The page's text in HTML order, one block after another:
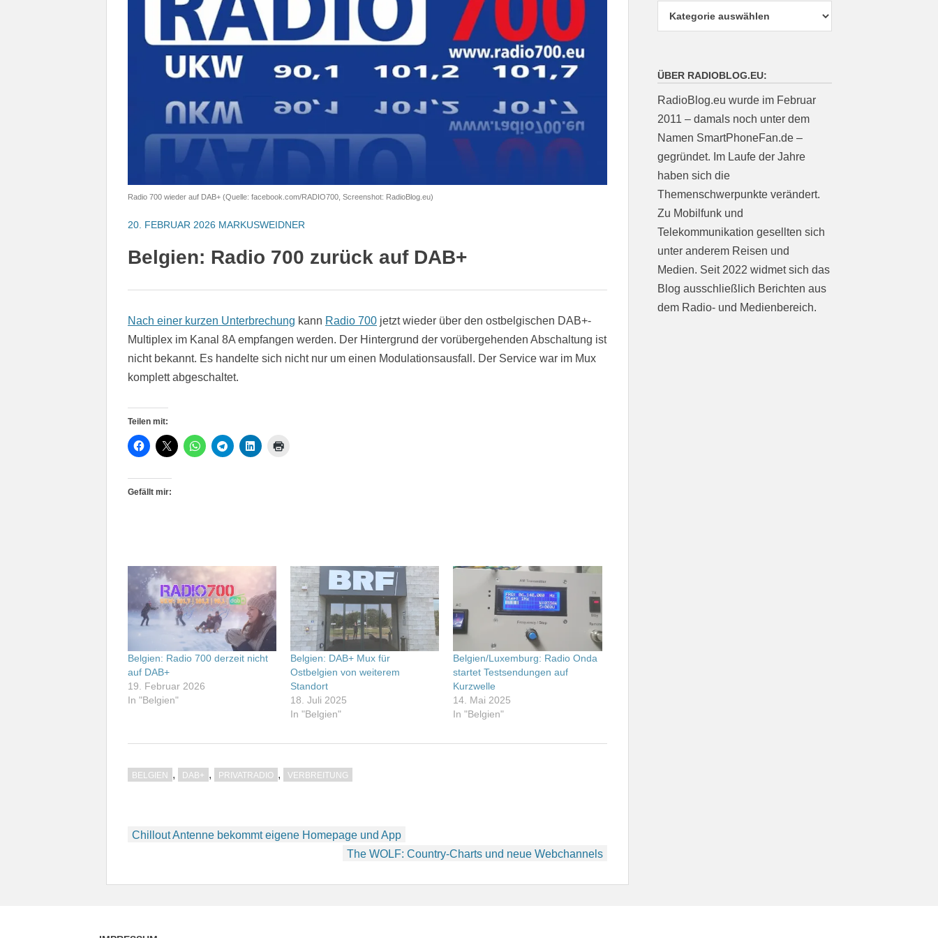
Radio 700 wieder auf DAB+ (Quelle: facebook.com/RADIO700, Screenshot: RadioBlog.eu)
20. FEBRUAR 2026 MARKUSWEIDNER
Belgien: Radio 700 zurück auf DAB+
Nach einer kurzen Unterbrechung kann Radio 700 jetzt wieder über den ostbelgischen DAB+-
Multiplex im Kanal 8A empfangen werden. Der Hintergrund der vorübergehenden Abschaltung ist
nicht bekannt. Es handelte sich nicht nur um einen Modulationsausfall. Der Service war im Mux
komplett abgeschaltet.
Teilen mit:
Gefällt mir:
Belgien: Radio 700 derzeit nicht
auf DAB+
19. Februar 2026
In "Belgien"
Belgien: DAB+ Mux für
Ostbelgien von weiterem
Standort
18. Juli 2025
In "Belgien"
Belgien/Luxemburg: Radio Onda
startet Testsendungen auf
Kurzwelle
14. Mai 2025
In "Belgien"
BELGIEN , DAB+ , PRIVATRADIO , VERBREITUNG
Beitragsnavigation
Chillout Antenne bekommt eigene Homepage und App
The WOLF: Country-Charts und neue Webchannels
ÜBER RADIOBLOG.EU:
RadioBlog.eu wurde im Februar
2011 – damals noch unter dem
Namen SmartPhoneFan.de –
gegründet. Im Laufe der Jahre
haben sich die
Themenschwerpunkte verändert.
Zu Mobilfunk und
Telekommunikation gesellten sich
unter anderem Reisen und
Medien. Seit 2022 widmet sich das
Blog ausschließlich Berichten aus
dem Radio- und Medienbereich.